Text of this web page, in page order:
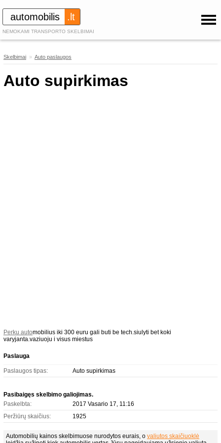
automobilis .lt
NEMOKAMI TRANSPORTO SKELBIMAI
Skelbimai » Auto paslaugos
Auto supirkimas
Perku automobilius iki 300 euru gali buti be tech.siulyti bet koki
varyjanta.vaziuoju i visus miestus
Paslauga
Paslaugos tipas: Auto supirkimas
Pasibaigęs skelbimo galiojimas.
Paskelbta:
2017 Vasario 17, 11:16
Peržiūrų skaičius:
1925
Automobilių kainos skelbimuose nurodytos eurais, o valiutos skaičiuoklė